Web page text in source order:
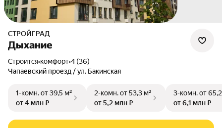
СТРОЙГРАД
Дыхание
Строится•комфорт•4 (36)
Чапаевский проезд / ул. Бакинская
1-комн.от 39,5 м²
от 4 млн ₽
2-комн.от 53,3 м²
от 5,2 млн ₽
3-комн.от
от 6,1 млн ₽